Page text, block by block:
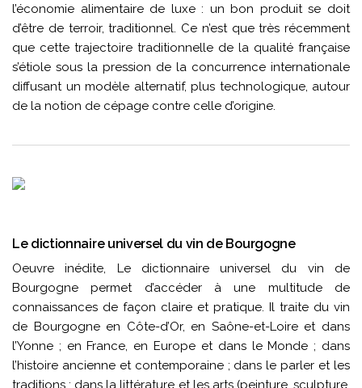
l’économie alimentaire de luxe : un bon produit se doit
d’être de terroir, traditionnel. Ce n’est que très récemment
que cette trajectoire traditionnelle de la qualité française
s’étiole sous la pression de la concurrence internationale
diffusant un modèle alternatif, plus technologique, autour
de la notion de cépage contre celle d’origine.
Le dictionnaire universel du vin de Bourgogne
Oeuvre inédite, Le dictionnaire universel du vin de
Bourgogne permet d’accéder à une multitude de
connaissances de façon claire et pratique. Il traite du vin
de Bourgogne en Côte-d’Or, en Saône-et-Loire et dans
l’Yonne ; en France, en Europe et dans le Monde ; dans
l’histoire ancienne et contemporaine ; dans le parler et les
traditions ; dans la littérature et les arts (peinture, sculpture,